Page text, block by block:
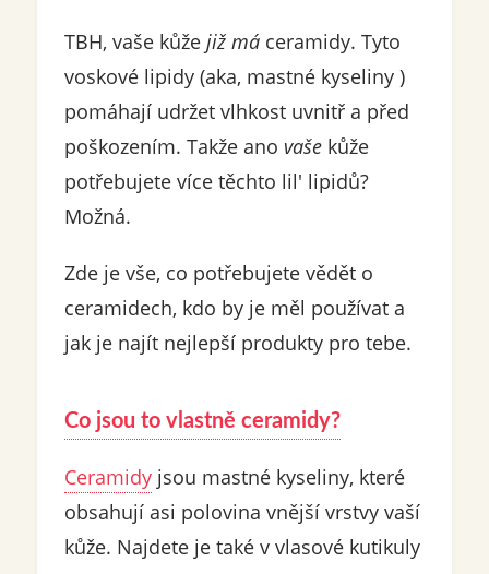
TBH, vaše kůžejiž máceramidy. Tyto
voskové lipidy (aka, mastné kyseliny )
pomáhají udržet vlhkost uvnitř a před
poškozením. Takže ano vašekůže
potřebujete více těchto lil' lipidů?
Možná.
Zde je vše, co potřebujete vědět o
ceramidech, kdo by je měl používat a
jak je najít nejlepší produkty pro tebe.
Co jsou to vlastně ceramidy?
Ceramidyjsou mastné kyseliny, které
obsahují asi polovina vnější vrstvy vaší
kůže. Najdete je také v vlasové kutikuly